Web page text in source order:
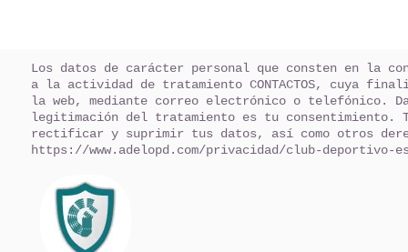
Los datos de carácter personal que consten en la
a la actividad de tratamiento CONTACTOS, cuya
la web, mediante correo electrónico o telefónico.
legitimación del tratamiento es tu consentimiento.
rectificar y suprimir tus datos, así como otros
https://www.adelopd.com/privacidad/club-deportivo-